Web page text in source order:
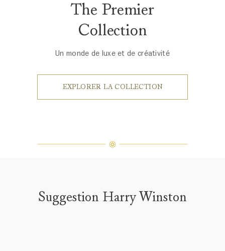
The Premier
Collection
Un monde de luxe et de créativité
EXPLORER LA COLLECTION
Suggestion Harry Winston